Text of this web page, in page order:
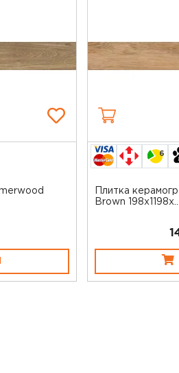
6
Плитка
Brown 198x1198x...